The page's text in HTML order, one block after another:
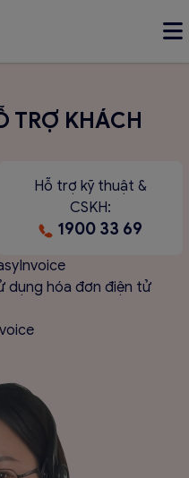
TRỢ KHÁCH
Hỗ trợ kỹ thuật &
CSKH:
1900 33 69
dụng hóa đơn điện tử